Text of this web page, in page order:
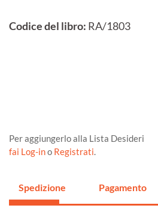
Codice del libro: RA/1803
Per aggiungerlo alla Lista Desideri
fai Log-ino Registrati.
Spedizione Pagamento